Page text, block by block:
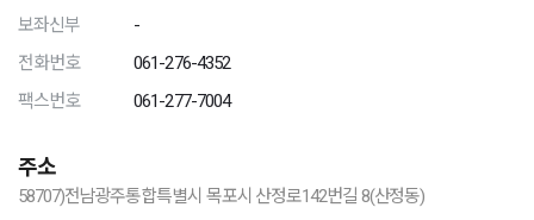
보좌신부
-
전화번호
061-276-4352
팩스번호
061-277-7004
주소
58707)전남광주통합특별시 목포시 산정로142번길 8(산정동)